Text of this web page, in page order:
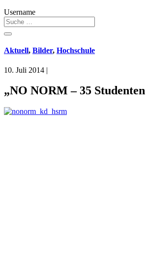
Username
Aktuell, Bilder, Hochschule
10. Juli 2014 |
„NO NORM – 35